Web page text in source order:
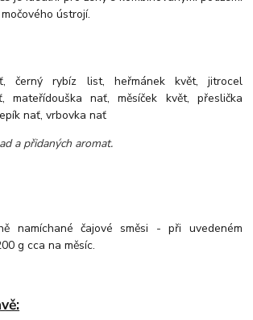
ústrojí.
černý rybíz list, heřmánek květ, jitrocel
mateřídouška nať, měsíček květ, přeslička
nať, vrbovka nať
a přidaných aromat.
namíchané čajové směsi - při uvedeném
g cca na měsíc.